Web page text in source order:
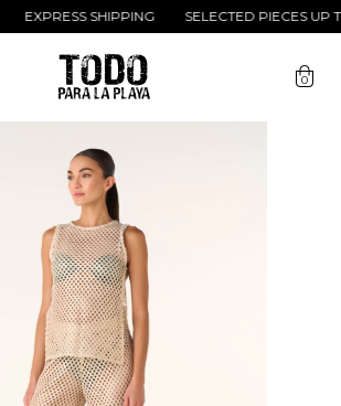
EXPRESS SHIPPING SELECTED PIECES UP
0